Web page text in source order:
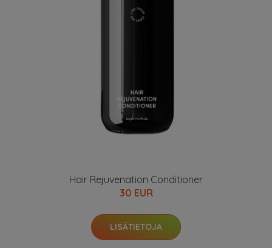
Hair Rejuvenation Conditioner
30 EUR
LISÄTIETOJA